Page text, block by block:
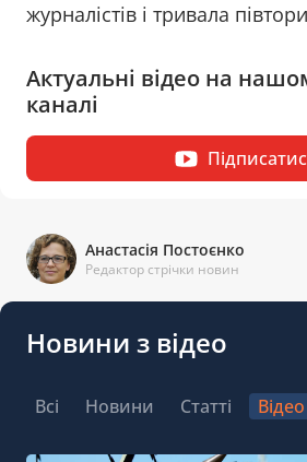
журналістів і тривала
Актуальні відео на
каналі
Анастасія Постоєнко
Редактор стрічки новин
Новини з відео
Всі Новини Статті Відео